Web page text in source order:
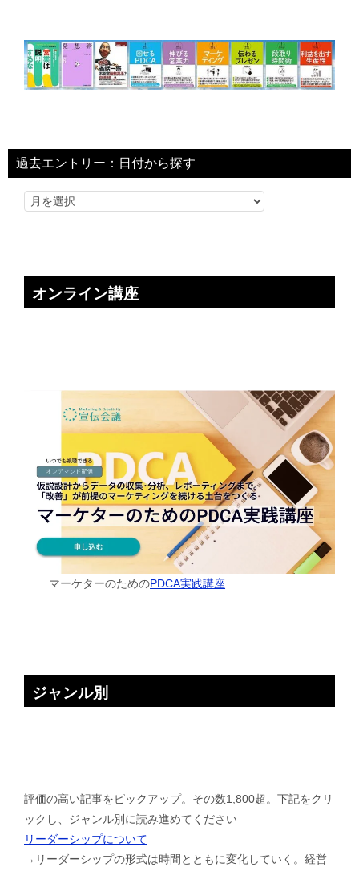
過去エントリー：日付から探す
オンライン講座
マーケターのためのPDCA実践講座
ジャンル別
評価の高い記事をピックアップ。その数1,800超。下記をクリ
ックし、ジャンル別に読み進めてください
リーダーシップについて
→リーダーシップの形式は時間とともに変化していく。経営